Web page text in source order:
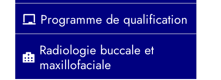
Programme de qualification
Radiologie buccale et
maxillofaciale